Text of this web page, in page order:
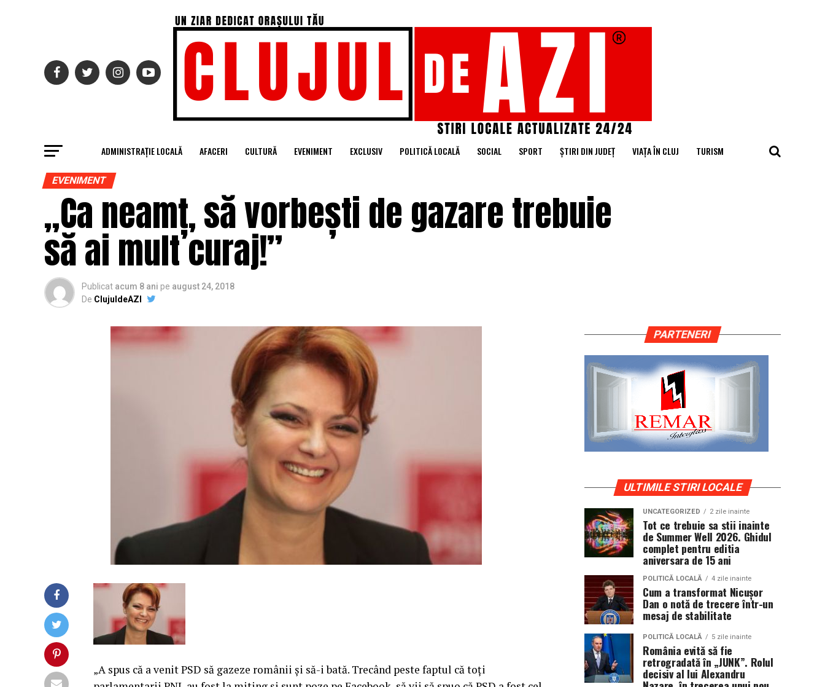
ADMINISTRAȚIE LOCALĂ AFACERI CULTURĂ EVENIMENT EXCLUSIV POLITICĂ LOCALĂ SOCIAL SPORT ȘTIRI DIN JUDEȚ VIAȚA ÎN CLUJ TURISM
EVENIMENT
„Ca neamț, să vorbești de gazare trebuie
să ai mult curaj!”
Publicat acum 8 ani pe august 24, 2018
De ClujuldeAZI
„A spus că a venit PSD să gazeze românii şi să-i bată. Trecând peste faptul că toţi
PARTENERI
ULTIMILE STIRI LOCALE
UNCATEGORIZED 2 zile inainte
Tot ce trebuie sa stii inainte
de Summer Well 2026. Ghidul
complet pentru editia
aniversara de 15 ani
POLITICĂ LOCALĂ 4 zile inainte
Cum a transformat Nicușor
Dan o notă de trecere într-un
mesaj de stabilitate
POLITICĂ LOCALĂ 5 zile inainte
România evită să fie
retrogradată în „JUNK”. Rolul
decisiv al lui Alexandru